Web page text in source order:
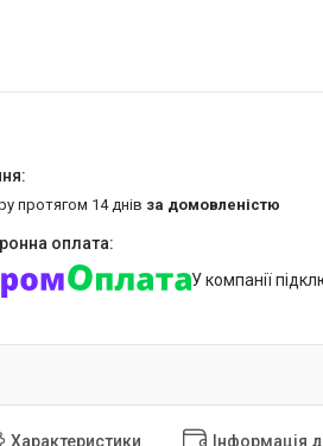
протягом 14 днів за домовленістю
У компанії
Характеристики Інформація